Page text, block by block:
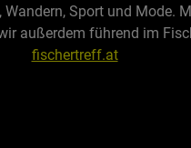
Wandern, Sport und Mode.
außerdem führend im
fischertreff.at